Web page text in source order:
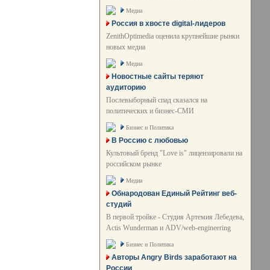
Медиа
Россия в хвосте digital-лидеров
ZenithOptimedia оценила крупнейшие рынки
новых медиа
Медиа
Новостные сайты теряют
аудиторию
Послевыборный спад сказался на
политических и бизнес-СМИ
Бизнес и Политика
В Россию с любовью
Культовый бренд "Love is" лицензировали на
российском рынке
Медиа
Обнародован Единый Рейтинг веб-
студий
В первой тройке - Студия Артемия Лебедева,
Actis Wunderman и ADV/web-engineering
Бизнес и Политика
Авторы Angry Birds заработают на
России